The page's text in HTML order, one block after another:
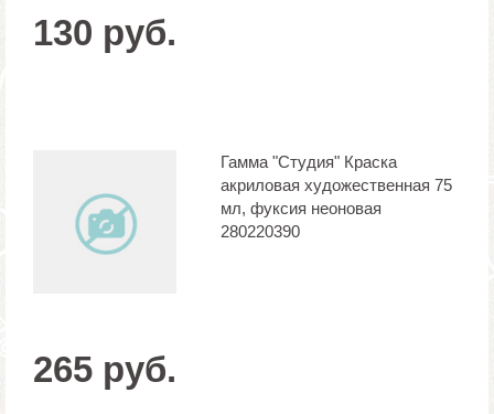
130 руб.
Гамма "Студия" Краска
акриловая художественная 75
мл, фуксия неоновая
280220390
265 руб.